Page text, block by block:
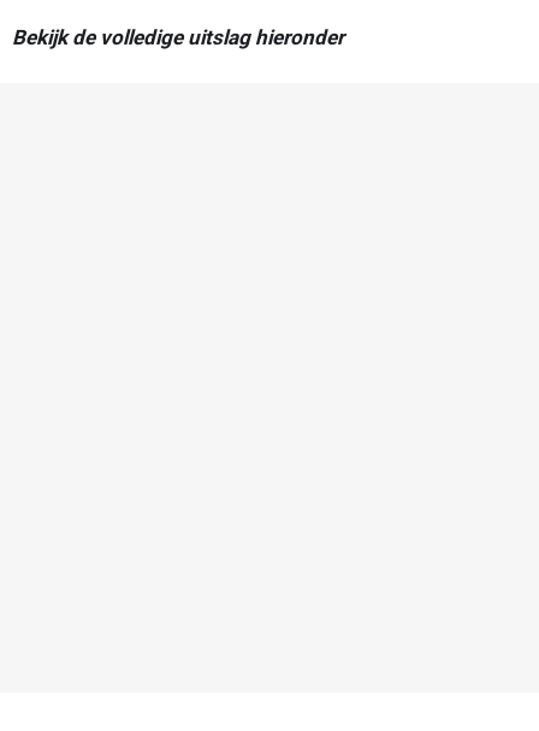
Bekijk de volledige uitslag hieronder